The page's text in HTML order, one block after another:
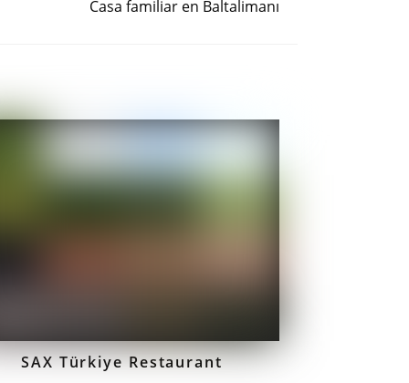
Casa familiar en Baltalimanı
SAX Türkiye Restaurant